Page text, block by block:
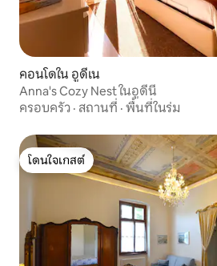
คอนโดใน อูดีเน
Anna's Cozy Nest ในอูดีนี
ครอบครัว · สถานที่ · พื้นที่ในร่ม
โดนใจเกสต์
โดนใจเกสต์